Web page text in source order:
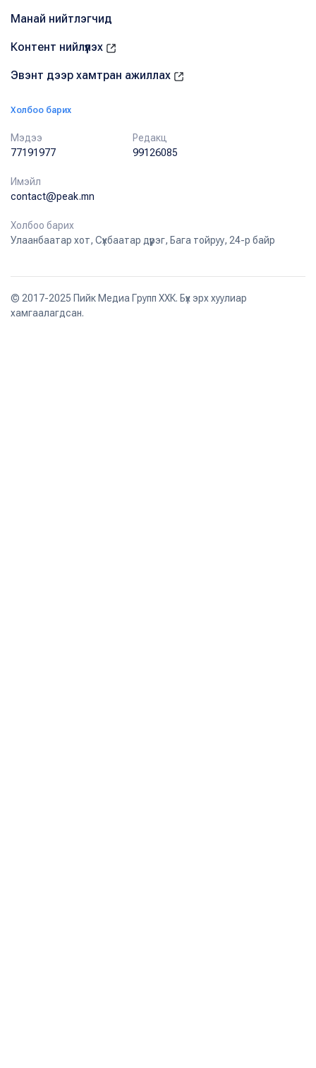
Манай нийтлэгчид
Контент нийлүүлэх
Эвэнт дээр хамтран ажиллах
Холбоо барих
Мэдээ
77191977
Редакц
99126085
Имэйл
contact@peak.mn
Холбоо барих
Улаанбаатар хот, Сүхбаатар дүүрэг, Бага тойруу, 24-р байр
© 2017-2025 Пийк Медиа Групп ХХК. Бүх эрх хуулиар
хамгаалагдсан.